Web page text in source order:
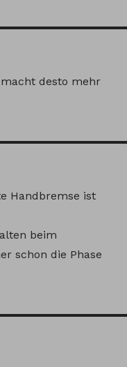
desto mehr
Handbremse ist
beim
schon die Phase